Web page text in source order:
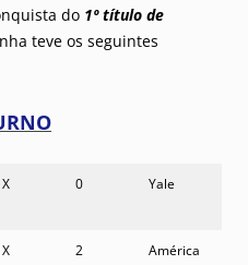
do 1º título de
teve os seguintes
X 0 Yale
X 2 América